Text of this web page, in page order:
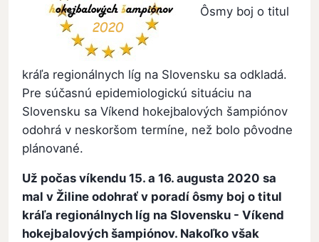
Ôsmy boj o titul
kráľa regionálnych líg na Slovensku sa odkladá.
Pre súčasnú epidemiologickú situáciu na
Slovensku sa Víkend hokejbalových šampiónov
odohrá v neskoršom termíne, než bolo pôvodne
plánované.
Už počas víkendu 15. a 16. augusta 2020 sa
mal v Žiline odohrať v poradí ôsmy boj o titul
kráľa regionálnych líg na Slovensku - Víkend
hokejbalových šampiónov. Nakoľko však